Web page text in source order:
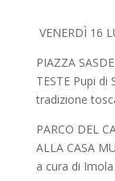
VENERDÌ 16
PIAZZA
TESTE Pupi
tradizione
PARCO DEL
ALLA CASA
a cura di